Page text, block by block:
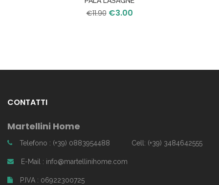
€11.90 Il€3.00Il
CONTATTI
Martellini Home
Telefono : (+39) 0883954488 Cell: (+39) 3484642555
E-Mail : info@martellinihome.com
P.IVA : 06922300725